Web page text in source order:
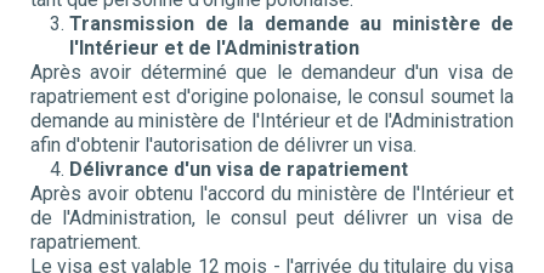
Transmission de la demande au ministère de
l'Intérieur et de l'Administration
Après avoir déterminé que le demandeur d'un visa de
rapatriement est d'origine polonaise, le consul soumet la
demande au ministère de l'Intérieur et de l'Administration
afin d'obtenir l'autorisation de délivrer un visa.
Délivrance d'un visa de rapatriement
Après avoir obtenu l'accord du ministère de l'Intérieur et
de l'Administration, le consul peut délivrer un visa de
rapatriement.
Le visa est valable 12 mois - l'arrivée du titulaire du visa